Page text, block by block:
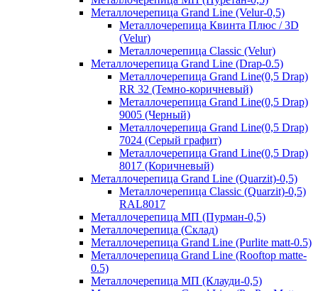
Металлочерепица Grand Line (Velur-0,5)
Металлочерепица Квинта Плюс / 3D
(Velur)
Металлочерепица Classic (Velur)
Металлочерепица Grand Line (Drap-0.5)
Металлочерепица Grand Line(0,5 Drap)
RR 32 (Темно-коричневый)
Металлочерепица Grand Line(0,5 Drap)
9005 (Черный)
Металлочерепица Grand Line(0,5 Drap)
7024 (Серый графит)
Металлочерепица Grand Line(0,5 Drap)
8017 (Коричневый)
Металлочерепица Grand Line (Quarzit)-0,5)
Металлочерепица Classic (Quarzit)-0,5)
RAL8017
Металлочерепица МП (Пурман-0,5)
Металлочерепица (Склад)
Металлочерепица Grand Line (Purlite matt-0.5)
Металлочерепица Grand Line (Rooftop matte-
0.5)
Металлочерепица МП (Клауди-0,5)